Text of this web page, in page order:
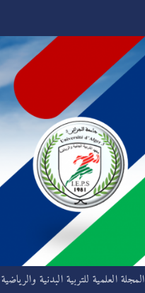
المجلة العلمية للتربية البدنية والرياضية